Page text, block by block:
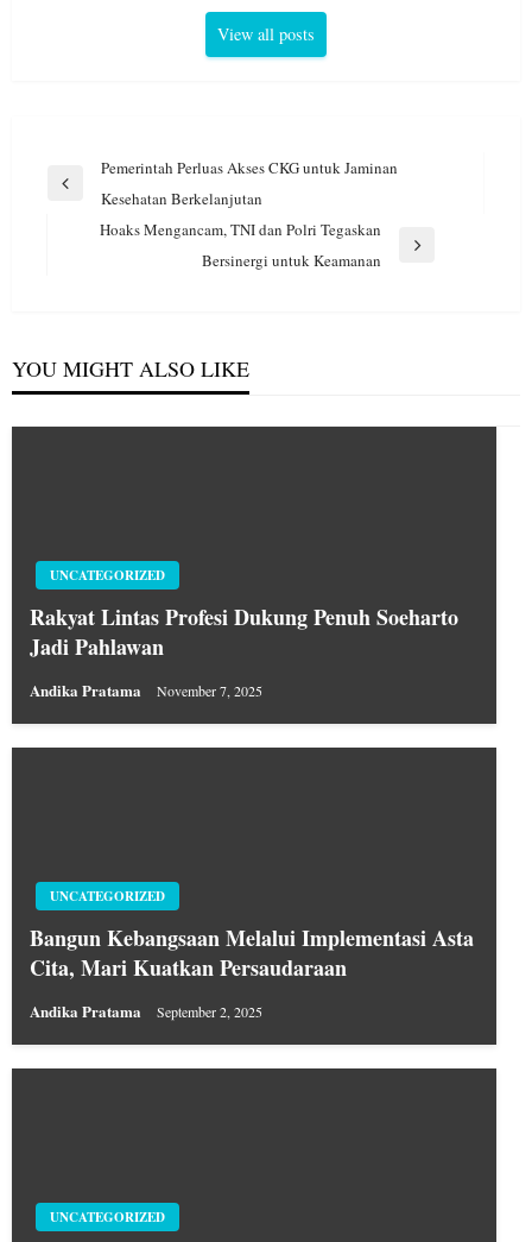
View all posts
Navigasi
Previous
Pemerintah Perluas Akses CKG untuk Jaminan
Kesehatan Berkelanjutan
Hoaks Mengancam, TNI dan Polri Tegaskan
Bersinergi untuk Keamanan
YOU MIGHT ALSO LIKE
UNCATEGORIZED
Rakyat Lintas Profesi Dukung Penuh Soeharto
Jadi Pahlawan
Andika Pratama November 7, 2025
UNCATEGORIZED
Bangun Kebangsaan Melalui Implementasi Asta
Cita, Mari Kuatkan Persaudaraan
Andika Pratama September 2, 2025
UNCATEGORIZED